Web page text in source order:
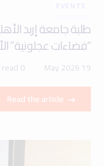
EVENTS
طلبة جامعة إربد
“فضاءات عجلونية”
19 May 2026
0 min read
Read the article